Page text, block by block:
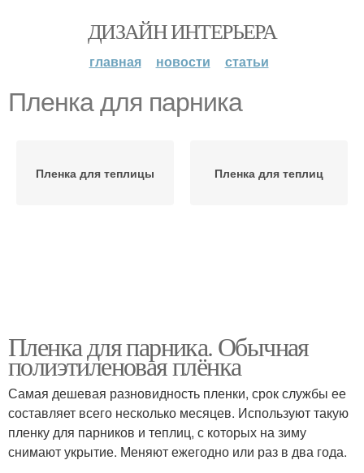
ДИЗАЙН ИНТЕРЬЕРА
главная новости статьи
Пленка для парника
Пленка для теплицы Пленка для теплиц
Пленка для парника. Обычная
полиэтиленовая плёнка
Самая дешевая разновидность пленки, срок службы ее
составляет всего несколько месяцев. Используют такую
пленку для парников и теплиц, с которых на зиму
снимают укрытие. Меняют ежегодно или раз в два года.